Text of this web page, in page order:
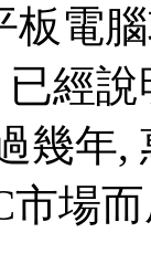
板電
已經
幾年
市場